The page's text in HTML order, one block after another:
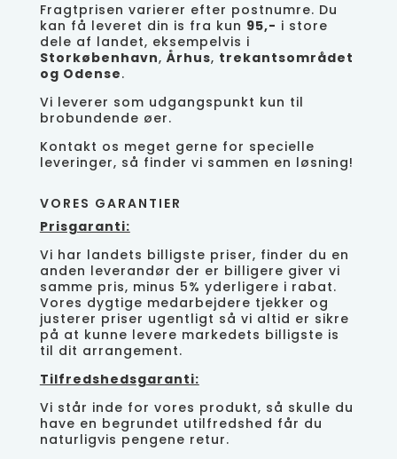
Fragtprisen varierer efter postnumre. Du
kan få leveret din is fra kun 95,- i store
dele af landet, eksempelvis i
Storkøbenhavn, Århus, trekantsområdet
og Odense.
Vi leverer som udgangspunkt kun til
brobundende øer.
Kontakt os meget gerne for specielle
leveringer, så finder vi sammen en løsning!
VORES GARANTIER
Prisgaranti:
Vi har landets billigste priser, finder du en
anden leverandør der er billigere giver vi
samme pris, minus 5% yderligere i rabat.
Vores dygtige medarbejdere tjekker og
justerer priser ugentligt så vi altid er sikre
på at kunne levere markedets billigste is
til dit arrangement.
Tilfredshedsgaranti:
Vi står inde for vores produkt, så skulle du
have en begrundet utilfredshed får du
naturligvis pengene retur.